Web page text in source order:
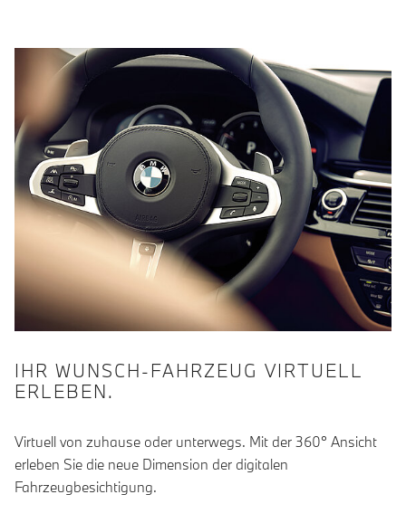
IHR WUNSCH-FAHRZEUG VIRTUELL
ERLEBEN.
Virtuell von zuhause oder unterwegs. Mit der 360° Ansicht
erleben Sie die neue Dimension der digitalen
Fahrzeugbesichtigung.